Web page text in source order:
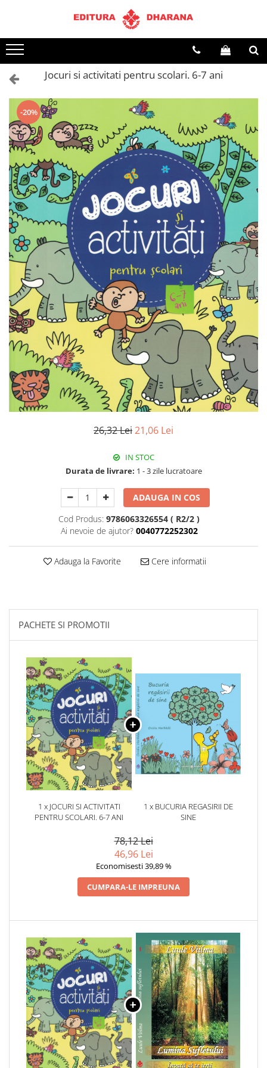
Terapii
Dietoterapie
Jocuri si activitati pentru scolari. 6-7 ani
-20%
26,32 Lei21,06 Lei
IN STOC
Durata de livrare: 1 - 3 zile lucratoare
ADAUGA IN COS
Cod Produs: 9786063326554 ( R2/2 )
Ai nevoie de ajutor? 0040772252302
Adauga la Favorite Cere informatii
PACHETE SI PROMOTII
1 x JOCURI SI ACTIVITATI
PENTRU SCOLARI. 6-7 ANI
1 x BUCURIA REGASIRII DE
SINE
78,12 Lei
46,96 Lei
Economisesti 39,89 %
CUMPARA-LE IMPREUNA